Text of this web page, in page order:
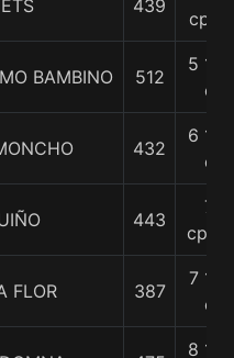
439
cpos
BAMBINO 512
5 1/4
c
432
6 1/4
c
443
7
cpos.
FLOR 387
7 1/2
c
8 1/4